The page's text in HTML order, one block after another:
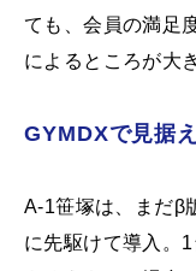
ても、会員の満足
によるところが大
GYMDXで見据
A-1笹塚は、まだβ
に先駆けて導入。